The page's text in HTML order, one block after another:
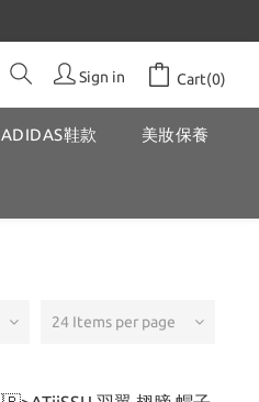
Sign in Cart(0)
ADIDAS鞋款 美妝保養
24 Items per page